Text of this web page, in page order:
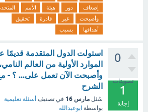
إضعاف
دور هيئة الأمم
وأصبحت
غير قادرة
تحقيق
أهدافها
بسبب
0
تصويتات
1
إجابة
استولت الدول المتقدمة قديمًا
الموارد الأولية من العالم النامي،
وأصبحت الآن تعمل على... ؟ -
الشرح
سُئل مارس 16 في تصنيف أسئلة تعليمية
بواسطة ابوعبدالله